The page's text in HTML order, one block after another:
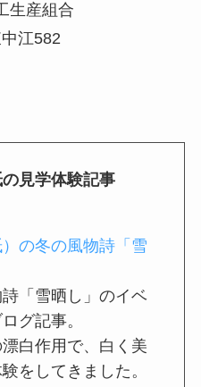
生産組合
江582
見学体験記事
の冬の風物詩「雪
「雪晒し」のイベ
グ記事。
白作用で、白く美
をしてきました。